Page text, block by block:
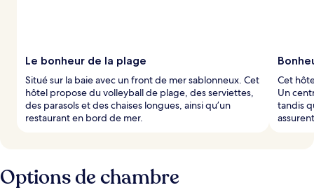
Le bonheur de la plage
Situé sur la baie avec un front de mer sablonneux. Cet
hôtel propose du volleyball de plage, des serviettes,
des parasols et des chaises longues, ainsi qu’un
restaurant en bord de mer.
Cet
Un
tandis
Options de chambre